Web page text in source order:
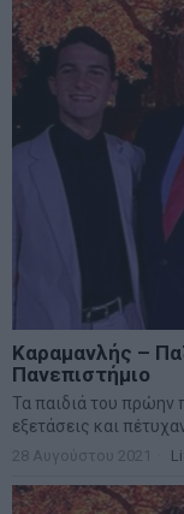
Καραμανλής –
Πανεπιστήμιο
Τα παιδιά του
εξετάσεις και
28 Αυγούστου 2021